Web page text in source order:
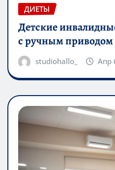
ДИЕТЫ
Детские
с ручным приводом
studiohallo_ Апр